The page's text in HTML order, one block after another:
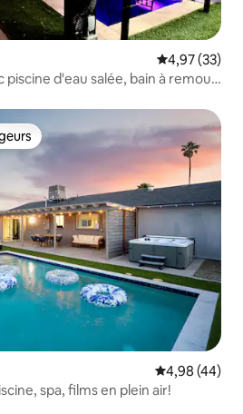
Note
4,97 (33)
piscine d'eau salée, bain à remous,
parmi les plus aimés
Note
4,98 (44)
spa, films en plein air!